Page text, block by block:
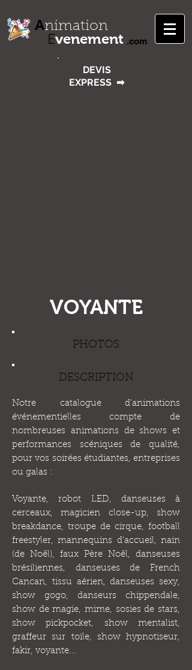
Animation
.com
Evenement
DEVIS
EXPRESS ➡
VOYANTE
PHOTOS
DESCRIPTION
Notre catalogue d'animations
événementielles compte de
nombreuses animations de shows et
performances scéniques de qualité,
pour vos soirées étudiantes, entreprises
ou galas :
Voyante, robot LED, danseuses à
cerceaux, magicien close-up, show
breakdance, troupe de cirque, football
freestyler, mannequins d'accueil, nain
(de Noël), faux Père Noël, danseuses
brésiliennes, danseuses de French
Cancan, tissu aérien, danseuses sexy,
show gogo, danseurs chippendale,
show de magie, mime, sosies de stars,
show pickpocket, show mentalist,
graffeur sur toile, show hypnotiseur,
fakir, voyante...